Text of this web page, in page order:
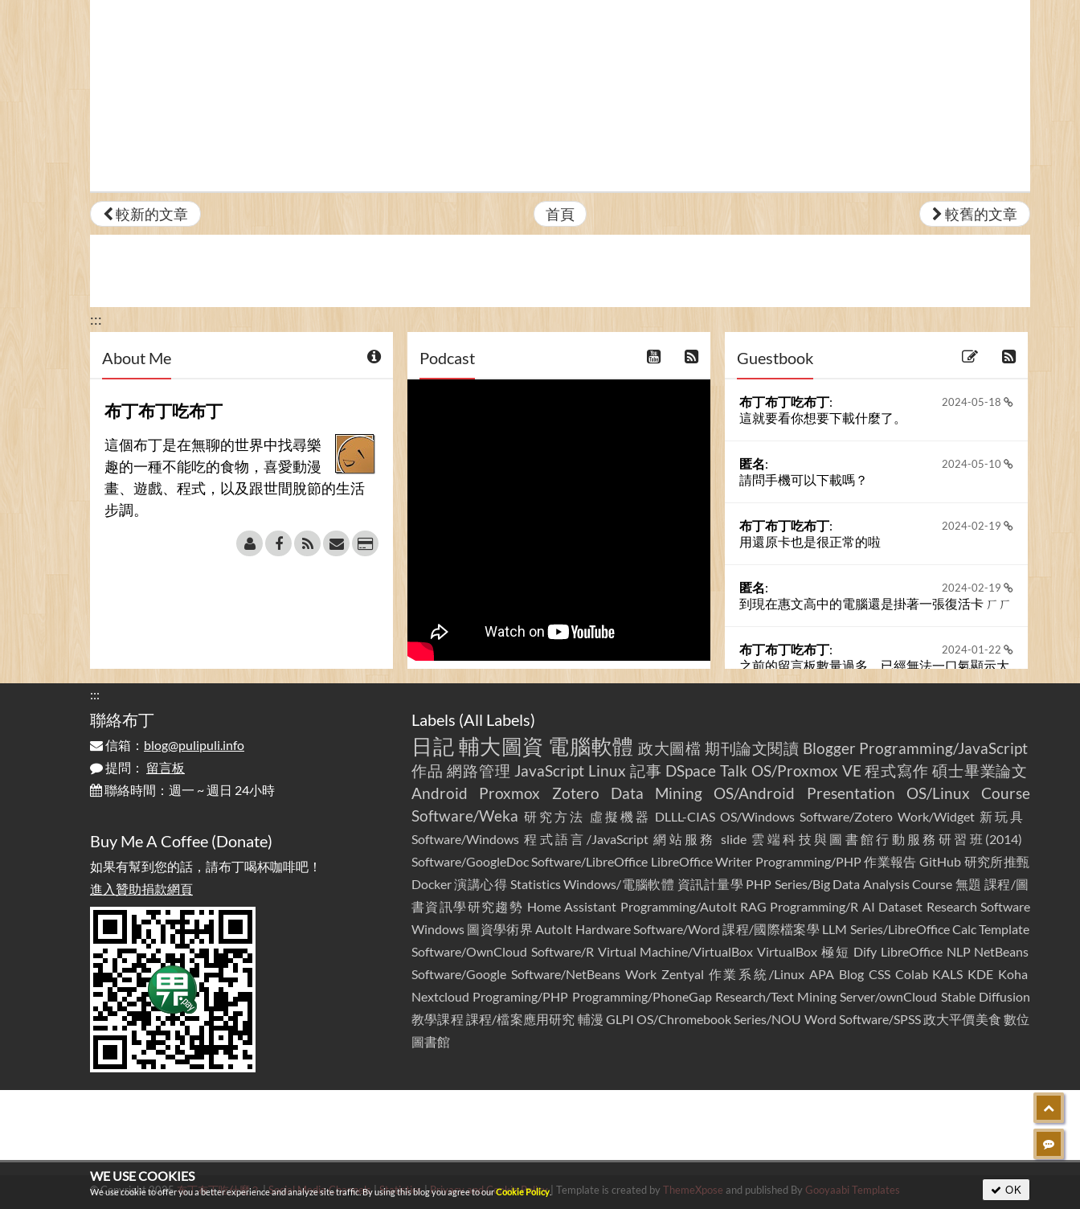
較新的文章 首頁 較舊的文章
:::
About Me
布丁布丁吃布丁
這個布丁是在無聊的世界中找尋樂
趣的一種不能吃的食物，喜愛動漫
畫、遊戲、程式，以及跟世間脫節的生活
步調。
Podcast Guestbook
2024-05-18
布丁布丁吃布丁:
這就要看你想要下載什麼了。
2024-05-10
匿名:
請問手機可以下載嗎？
2024-02-19
布丁布丁吃布丁:
用還原卡也是很正常的啦
2024-02-19
匿名:
到現在惠文高中的電腦還是掛著一張復活卡 ㄏㄏ
2024-01-22
布丁布丁吃布丁:
之前的留言板數量過多，已經無法一口氣顯示大
家的留言了。我們新開一個訪客留言板吧！
:::
聯絡布丁
信箱： blog@pulipuli.info
提問： 留言板
聯絡時間：週一 ~ 週日 24小時
Buy Me A Coffee (Donate)
如果有幫到您的話，請布丁喝杯咖啡吧！
進入贊助捐款網頁
Labels (All Labels)
日記 輔大圖資 電腦軟體 政大圖檔 期刊論文閱讀 Blogger Programming/JavaScript
作品 網路管理 JavaScript Linux 記事 DSpace Talk OS/Proxmox VE 程式寫作 碩士畢業論文
Android
Proxmox Zotero Data Mining OS/Android Presentation OS/Linux
Course
Software/Weka 研究方法 虛擬機器 DLLL-CIAS OS/Windows Software/Zotero Work/Widget 新玩具
Software/Windows 程式語言/JavaScript 網站服務 slide 雲端科技與圖書館行動服務研習班(2014)
Software/GoogleDocSoftware/LibreOffice LibreOffice Writer Programming/PHP作業報告 GitHub 研究所推甄
Docker演講心得 StatisticsWindows/電腦軟體 資訊計量學 PHP Series/Big Data Analysis Course 無題 課程/圖
書資訊學研究趨勢 Home Assistant Programming/AutoIt RAG Programming/R AI Dataset Research Software
Windows 圖資學術界 AutoIt HardwareSoftware/Word 課程/國際檔案學 LLM Series/LibreOffice Calc Template
Software/OwnCloud Software/R Virtual Machine/VirtualBox VirtualBox 極短 Dify LibreOffice NLP NetBeans
Software/Google Software/NetBeans Work Zentyal 作業系統/Linux APA Blog CSS Colab KALS KDE Koha
Nextcloud Programing/PHP Programming/PhoneGap Research/Text Mining Server/ownCloud Stable Diffusion
教學課程 課程/檔案應用研究 輔漫 GLPI OS/ChromebookSeries/NOU Word Software/SPSS政大平價美食 數位
圖書館
© Copyright 2025布丁布丁吃什麼？|Social Media Channels |Statistics|Privacy and Cookie Policy Template is created by ThemeXpose and published By Gooyaabi Templates OK
WE USE COOKIES
We use cookie to offer you a better experience and analyze site traffic. By using this blog you agree to ourCookie Policy